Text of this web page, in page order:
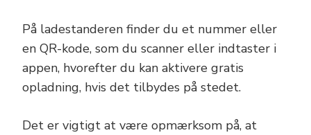
På ladestanderen finder du et nummer eller
en QR-kode, som du scanner eller indtaster i
appen, hvorefter du kan aktivere gratis
opladning, hvis det tilbydes på stedet.
Det er vigtigt at være opmærksom på, at